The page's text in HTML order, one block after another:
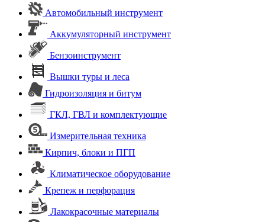
Автомобильный инструмент
Аккумуляторный инструмент
Бензоинструмент
Вышки туры и леса
Гидроизоляция и битум
ГКЛ, ГВЛ и комплектующие
Измерительная техника
Кирпич, блоки и ПГП
Климатическое оборудование
Крепеж и перфорация
Лакокрасочные материалы